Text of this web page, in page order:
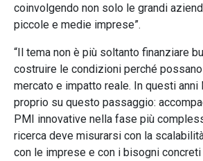
coinvolgendo non solo le grandi
piccole e medie imprese”.
“Il tema non è più soltanto finanziare
costruire le condizioni perché
mercato e impatto reale. In questi anni
proprio su questo passaggio:
PMI innovative nella fase più
ricerca deve misurarsi con la
con le imprese e con i bisogni